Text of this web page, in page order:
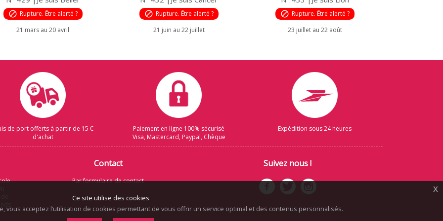
Ce site utilise des cookies
vous acceptez l’utilisation de cookies permettant de vous offrir un service optimal et des contenus personnalisés.
x
block Rupture. Être alerté ?
21 mars au 20 avril
block Rupture. Être alerté ?
21 juin au 22 juillet
block Rupture. Être alerté ?
23 juillet au 22 août
de port offerts à partir de 15 €
d'achat
Paiement en ligne 100% sécurisé
Visa, Mastercard, Paypal, Chèque
Expédition sous 24 heures
Contact
Par formulaire de contact
Suivez nous !